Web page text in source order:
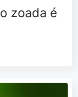
zoada é